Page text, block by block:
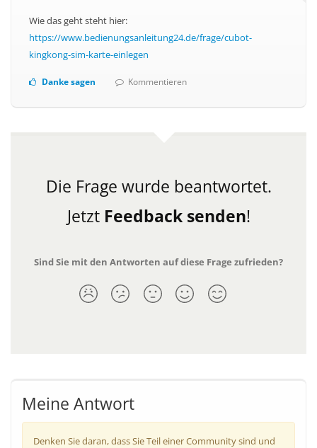
Wie das geht steht hier:
https://www.bedienungsanleitung24.de/frage/cubot-
kingkong-sim-karte-einlegen
Danke sagen Kommentieren
Die Frage wurde beantwortet.
Jetzt Feedback senden!
Sind Sie mit den Antworten auf diese Frage zufrieden?
Meine Antwort
Denken Sie daran, dass Sie Teil einer Community sind und